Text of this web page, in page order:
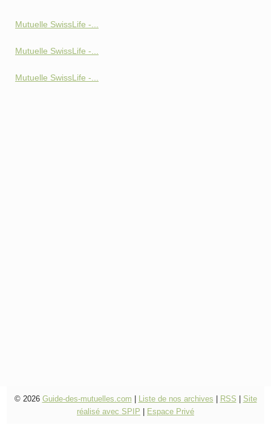
Mutuelle SwissLife -...
Mutuelle SwissLife -...
Mutuelle SwissLife -...
© 2026 Guide-des-mutuelles.com Liste de nos archives RSS
Site
réalisé avec SPIP
Espace Privé